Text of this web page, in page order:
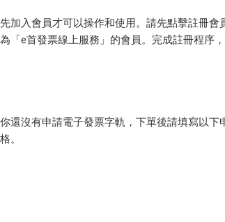
加入會員才可以操作和使用。請先點擊註冊會
「e首發票線上服務」的會員。完成註冊程序
還沒有申請電子發票字軌，下單後請填寫以
。